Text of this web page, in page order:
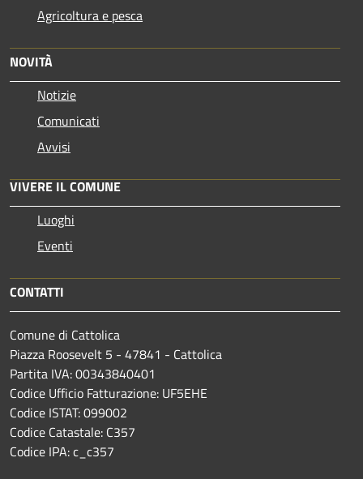
Agricoltura e pesca
NOVITÀ
Notizie
Comunicati
Avvisi
VIVERE IL COMUNE
Luoghi
Eventi
CONTATTI
Comune di Cattolica
Piazza Roosevelt 5 - 47841 - Cattolica
Partita IVA: 00343840401
Codice Ufficio Fatturazione: UF5EHE
Codice ISTAT: 099002
Codice Catastale: C357
Codice IPA: c_c357